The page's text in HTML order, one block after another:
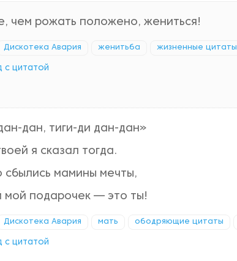
чем рожать положено, жениться!
Дискотека Авария женитьба жизненные цитаты
с цитатой
дан, тиги-ди дан-дан»
я сказал тогда.
сбылись мамины мечты,
мой подарочек — это ты!
Дискотека Авария мать ободряющие цитаты
с цитатой